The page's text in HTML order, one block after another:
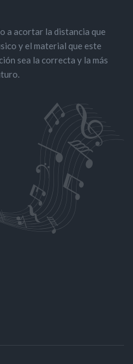
a acortar la distancia que
y el material que este
sea la correcta y la más